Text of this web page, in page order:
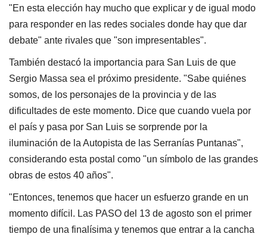
"En esta elección hay mucho que explicar y de igual modo
para responder en las redes sociales donde hay que dar
debate" ante rivales que "son impresentables".
También destacó la importancia para San Luis de que
Sergio Massa sea el próximo presidente. "Sabe quiénes
somos, de los personajes de la provincia y de las
dificultades de este momento. Dice que cuando vuela por
el país y pasa por San Luis se sorprende por la
iluminación de la Autopista de las Serranías Puntanas",
considerando esta postal como "un símbolo de las grandes
obras de estos 40 años".
"Entonces, tenemos que hacer un esfuerzo grande en un
momento difícil. Las PASO del 13 de agosto son el primer
tiempo de una finalísima y tenemos que entrar a la cancha